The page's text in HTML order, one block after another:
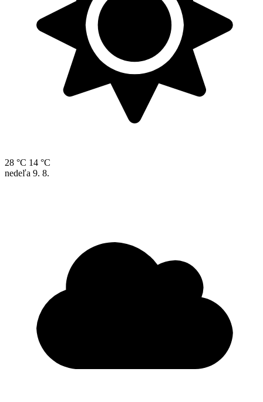
28 °C 14 °C
nedeľa 9. 8.